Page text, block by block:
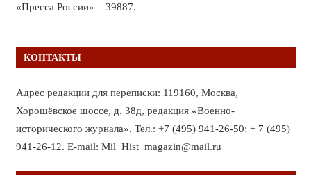
«Пресса России» – 39887.
КОНТАКТЫ
Адрес редакции для переписки: 119160, Москва,
Хорошёвское шоссе, д. 38д, редакция «Военно-
исторического журнала». Тел.: +7 (495) 941-26-50; + 7 (495)
941-26-12. E-mail: Mil_Hist_magazin@mail.ru